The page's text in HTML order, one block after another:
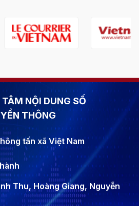
TÂM NỘI DUNG SỐ
THÔNG
tấn xã Việt Nam
Thu, Hoàng Giang, Nguyễn